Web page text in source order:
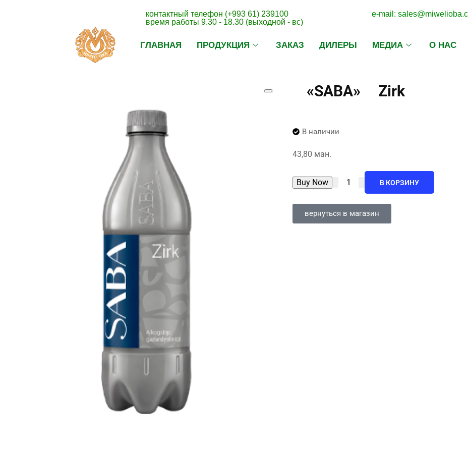
контактный телефон (+993 61) 239100
время работы 9.30 - 18.30 (выходной - вс)
e-mail:
ГЛАВНАЯ ПРОДУКЦИЯ ЗАКАЗ ДИЛЕРЫ МЕДИА О НАС
«SABA» Zirk
В наличии
43,80 ман.
Buy Now В КОРЗИНУ
вернуться в магазин